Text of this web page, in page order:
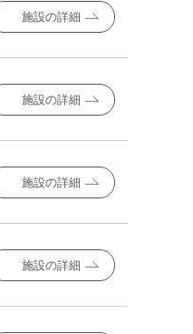
施設の詳細
施設の詳細
施設の詳細
施設の詳細